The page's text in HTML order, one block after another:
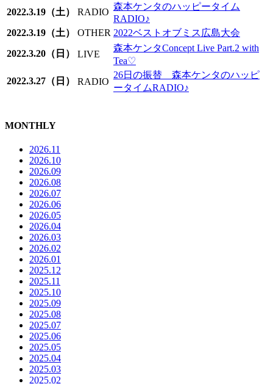
2022.3.19（土）
RADIO
森本ケンタのハッピータイム
RADIO♪
2022.3.19（土）
OTHER 2022ベストオブミス広島大会
2022.3.20（日）
LIVE
森本ケンタConcept Live Part.2 with
Tea♡
2022.3.27（日）
RADIO
26日の振替 森本ケンタのハッピ
ータイムRADIO♪
MONTHLY
2026.11
2026.10
2026.09
2026.08
2026.07
2026.06
2026.05
2026.04
2026.03
2026.02
2026.01
2025.12
2025.11
2025.10
2025.09
2025.08
2025.07
2025.06
2025.05
2025.04
2025.03
2025.02